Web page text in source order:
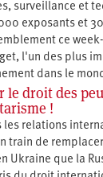
surveillance et
exposants et
ce
l'un des plus
dans le
le droit des
!
les relations
train de
Ukraine que la